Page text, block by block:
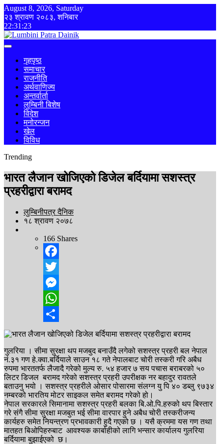
August 8, 2026, Saturday
२३ श्रावण २०८३, शनिबार
22:31:23
गृहपृष्ठ
समाचार
राजनीति
अर्थवाणिज्य
अन्तर्वार्ता
लुम्बिनी बिशेष
विदेश
मनोरन्जन
खेल
विविध
Trending
भारत लैजान खोजिएको डिजेल बर्दियामा सशस्त्र
प्रहरीद्वारा बरामद
लुम्बिनीपत्र दैनिक
१८ श्रावण २०७८
166 Shares
Facebook
Twitter
Messenger
WhatsApp
Share
गुलरिया । सीमा सुरक्षा थप मजबुद बनाउँदै लगेको सशस्त्र प्रहरी बल नेपाल
नं.३१ गण हे.क्वा.बर्दियाले साउन १८ गते नेपालबाट चोरी तस्करी गरि अबैध
रुपमा भारततर्फ लैजादै गरेको मुल्य रु. ५४ हजार ७ सय पचास बराबरको ५०
लिटर डिजल बरामद गरेको सशस्त्र प्रहरी उपरीक्षक नर बहादुर रावतले
बताउनु भयो । सशस्त्र प्रहरीले ओसार पोसारमा संलग्न यु पि ४० डब्लु ९७३४
नम्बरको भारतिय मोटर साइकल समेत बरामद गरेको हो।
नेपाल सरकारले सिमानामा सशस्त्र प्रहरी बलका बि.ओ.पि.हरुको थप बिस्तार
गरे संगै सीमा सुरक्षा मजबुत भई सीमा वारपार हुने अबैध चोरी तस्करीजन्य
कार्यहरु समेत नियन्त्रण प्रभावकारी हुदै गएको छ । यसै क्रममा यस गण तथा
मातहत बिओपिहरुबाट आवश्यक कार्बाहीको लागि भन्सार कार्यालय गुलरिया
बर्दियामा बुझाईएको छ।